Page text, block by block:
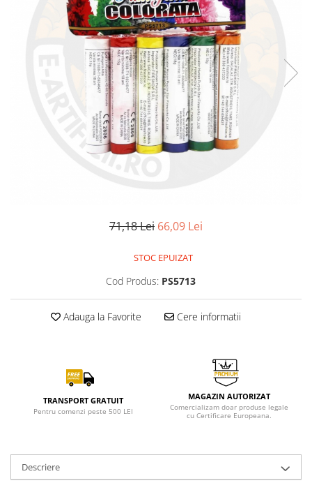
71,18 Lei 66,09 Lei
STOC EPUIZAT
Cod Produs: PS5713
Adauga la Favorite Cere informatii
TRANSPORT GRATUIT
Pentru comenzi peste 500 LEI
MAGAZIN AUTORIZAT
Comercializam doar produse legale
cu Certificare Europeana.
Descriere